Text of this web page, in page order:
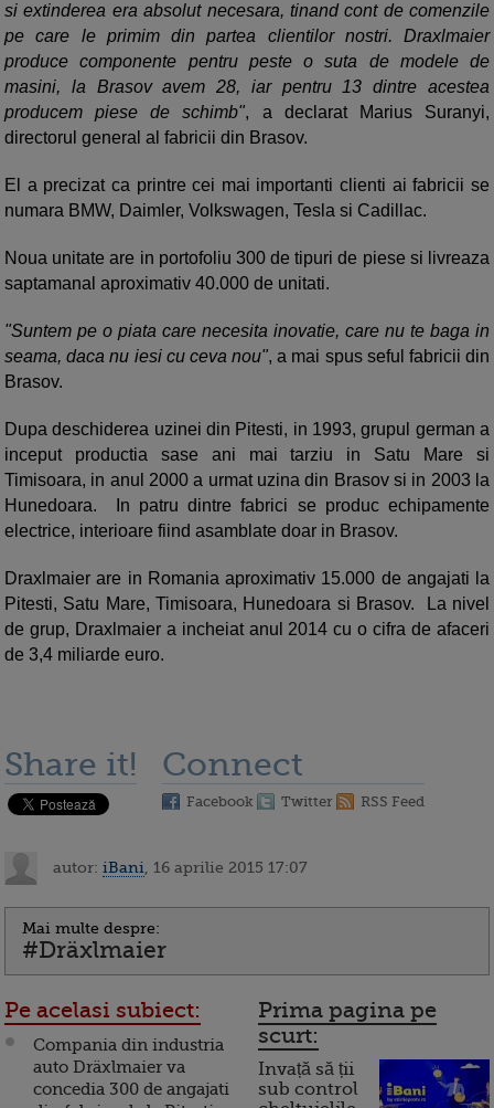
si extinderea era absolut necesara, tinand cont de comenzile
pe care le primim din partea clientilor nostri. Draxlmaier
produce componente pentru peste o suta de modele de
masini, la Brasov avem 28, iar pentru 13 dintre acestea
producem piese de schimb", a declarat Marius Suranyi,
directorul general al fabricii din Brasov.
El a precizat ca printre cei mai importanti clienti ai fabricii se
numara BMW, Daimler, Volkswagen, Tesla si Cadillac.
Noua unitate are in portofoliu 300 de tipuri de piese si livreaza
saptamanal aproximativ 40.000 de unitati.
"Suntem pe o piata care necesita inovatie, care nu te baga in
seama, daca nu iesi cu ceva nou", a mai spus seful fabricii din
Brasov.
Dupa deschiderea uzinei din Pitesti, in 1993, grupul german a
inceput productia sase ani mai tarziu in Satu Mare si
Timisoara, in anul 2000 a urmat uzina din Brasov si in 2003 la
Hunedoara. In patru dintre fabrici se produc echipamente
electrice, interioare fiind asamblate doar in Brasov.
Draxlmaier are in Romania aproximativ 15.000 de angajati la
Pitesti, Satu Mare, Timisoara, Hunedoara si Brasov. La nivel
de grup, Draxlmaier a incheiat anul 2014 cu o cifra de afaceri
de 3,4 miliarde euro.
Share it! Connect
Facebook Twitter RSS Feed
autor: iBani , 16 aprilie 2015 17:07
Mai multe despre:
#Dräxlmaier
Pe acelasi subiect:
Compania din industria
auto Dräxlmaier va
concedia 300 de angajati
Prima pagina pe
scurt:
Invață să ții
sub control